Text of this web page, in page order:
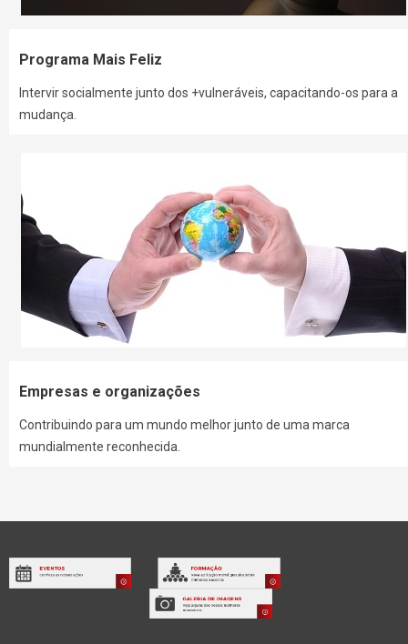
Programa Mais Feliz
Intervir socialmente junto dos +vulneráveis, capacitando-os para a
mudança.
Empresas e organizações
Contribuindo para um mundo melhor junto de uma marca
mundialmente reconhecida.